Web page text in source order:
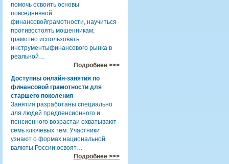
помочь освоить основы
повседневной
финансовойграмотности, научиться
противостоять мошенникам,
грамотно использовать
инструментыфинансового рынка в
реальной…
Подробнее >>>
Доступны онлайн-занятия по
финансовой грамотности для
старшего поколения
Занятия разработаны специально
для людей предпенсионного и
пенсионного возрастаи охватывают
семь ключевых тем. Участники
узнают о формах национальной
валюты России,освоят…
Подробнее >>>